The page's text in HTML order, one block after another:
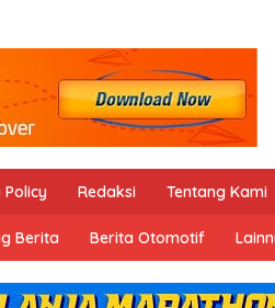
Redaksi Tentang Kami
Berita Berita Otomotif